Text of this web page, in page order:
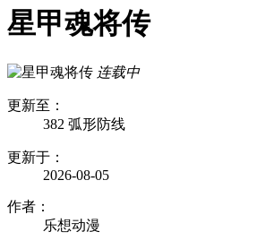
星甲魂将传
连载中
更新至：
382 弧形防线
更新于：
2026-08-05
作者：
乐想动漫